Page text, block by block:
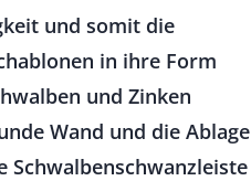
und somit die
in ihre Form
und Zinken
Wand und die Ablage
Schwalbenschwanzleiste